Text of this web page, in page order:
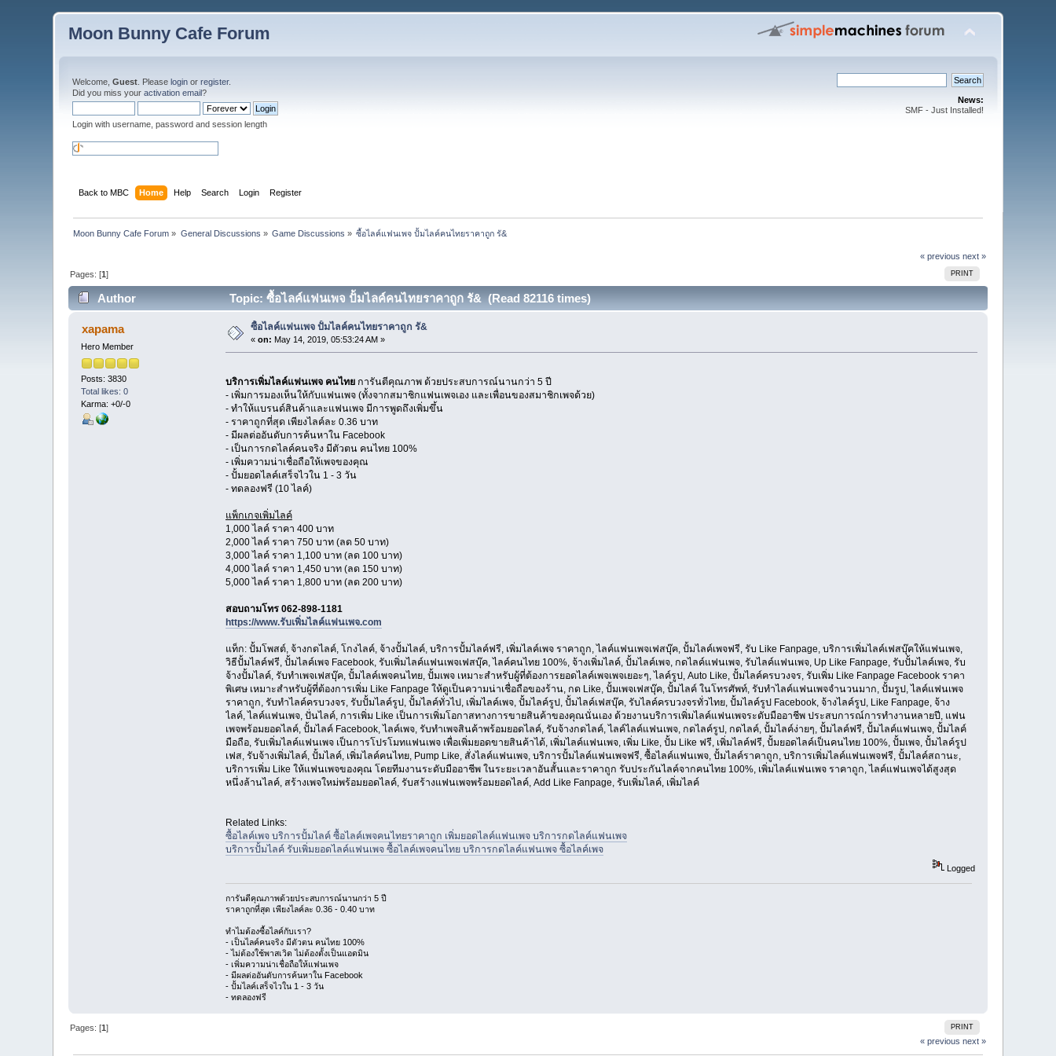
Moon Bunny Cafe Forum
Welcome,Guest . Pleaselogin orregister.
Did you miss youractivation email?
Login with username, password and session length
News:
SMF - Just Installed!
Back to MBC Home Help Search Login Register
Moon Bunny Cafe Forum » General Discussions » Game Discussions » ซื้อไลค์แฟนเพจ ปั้มไลค์คนไทยราคาถูก รั&
« previous next »
PRINT
Pages: [1]
Author Topic: ซื้อไลค์แฟนเพจ ปั้มไลค์คนไทยราคาถูก รั& (Read 82116 times)
xapama
Hero Member
Posts: 3830
Total likes: 0
Karma: +0/-0
ซื้อไลค์แฟนเพจ ปั้มไลค์คนไทยราคาถูก รั&
«on: May 14, 2019, 05:53:24 AM »
บริการเพิ่มไลค์แฟนเพจ คนไทยการันตีคุณภาพ ด้วยประสบการณ์นานกว่า 5 ปี
- เพิ่มการมองเห็นให้กับแฟนเพจ (ทั้งจากสมาชิกแฟนเพจเอง และเพื่อนของสมาชิกเพจด้วย)
- ทำให้แบรนด์สินค้าและแฟนเพจ มีการพูดถึงเพิ่มขึ้น
- ราคาถูกที่สุด เพียงไลค์ละ 0.36 บาท
- มีผลต่ออันดับการค้นหาใน Facebook
- เป็นการกดไลค์คนจริง มีตัวตน คนไทย 100%
- เพิ่มความน่าเชื่อถือให้เพจของคุณ
- ปั้มยอดไลค์เสร็จไวใน 1 - 3 วัน
- ทดลองฟรี (10 ไลค์)
แพ็กเกจเพิ่มไลค์
1,000 ไลค์ ราคา 400 บาท
2,000 ไลค์ ราคา 750 บาท (ลด 50 บาท)
3,000 ไลค์ ราคา 1,100 บาท (ลด 100 บาท)
4,000 ไลค์ ราคา 1,450 บาท (ลด 150 บาท)
5,000 ไลค์ ราคา 1,800 บาท (ลด 200 บาท)
สอบถามโทร 062-898-1181
https://www.รับเพิ่มไลค์แฟนเพจ.com
แท็ก: ปั้มโพสต์, จ้างกดไลค์, โกงไลค์, จ้างปั้มไลค์, บริการปั้มไลค์ฟรี, เพิ่มไลค์เพจ ราคาถูก, ไลค์แฟนเพจเฟสบุ๊ค, ปั้มไลค์เพจฟรี, รับ Like Fanpage, บริการเพิ่มไลค์เฟสบุ๊คให้แฟนเพจ,
วิธีปั้มไลค์ฟรี, ปั้มไลค์เพจ Facebook, รับเพิ่มไลค์แฟนเพจเฟสบุ๊ค, ไลค์คนไทย 100%, จ้างเพิ่มไลค์, ปั้มไลค์เพจ, กดไลค์แฟนเพจ, รับไลค์แฟนเพจ, Up Like Fanpage, รับปั้มไลค์เพจ, รับ
จ้างปั้มไลค์, รับทำเพจเฟสบุ๊ค, ปั้มไลค์เพจคนไทย, ปั้มเพจ เหมาะสำหรับผู้ที่ต้องการยอดไลค์เพจเพจเยอะๆ, ไลค์รูป, Auto Like, ปั้มไลค์ครบวงจร, รับเพิ่ม Like Fanpage Facebook ราคา
พิเศษ เหมาะสำหรับผู้ที่ต้องการเพิ่ม Like Fanpage ให้ดูเป็นความน่าเชื่อถือของร้าน, กด Like, ปั้มเพจเฟสบุ๊ค, ปั้มไลค์ ในโทรศัพท์, รับทำไลค์แฟนเพจจำนวนมาก, ปั้มรูป, ไลค์แฟนเพจ
ราคาถูก, รับทำไลค์ครบวงจร, รับปั้มไลค์รูป, ปั้มไลค์ทั่วไป, เพิ่มไลค์เพจ, ปั้มไลค์รูป, ปั้มไลค์เฟสบุ๊ค, รับไลค์ครบวงจรทั่วไทย, ปั้มไลค์รูป Facebook, จ้างไลค์รูป, Like Fanpage, จ้าง
ไลค์, ไลค์แฟนเพจ, ปั่นไลค์, การเพิ่ม Like เป็นการเพิ่มโอกาสทางการขายสินค้าของคุณนั่นเอง ด้วยงานบริการเพิ่มไลค์แฟนเพจระดับมืออาชีพ ประสบการณ์การทำงานหลายปี, แฟน
เพจพร้อมยอดไลค์, ปั้มไลค์ Facebook, ไลค์เพจ, รับทำเพจสินค้าพร้อมยอดไลค์, รับจ้างกดไลค์, ไลค์ไลค์แฟนเพจ, กดไลค์รูป, กดไลค์, ปั้มไลค์ง่ายๆ, ปั้มไลค์ฟรี, ปั้มไลค์แฟนเพจ, ปั้มไลค์
มือถือ, รับเพิ่มไลค์แฟนเพจ เป็นการโปรโมทแฟนเพจ เพื่อเพิ่มยอดขายสินค้าได้, เพิ่มไลค์แฟนเพจ, เพิ่ม Like, ปั้ม Like ฟรี, เพิ่มไลค์ฟรี, ปั้มยอดไลค์เป็นคนไทย 100%, ปั้มเพจ, ปั้มไลค์รูป
เฟส, รับจ้างเพิ่มไลค์, ปั้มไลค์, เพิ่มไลค์คนไทย, Pump Like, สั่งไลค์แฟนเพจ, บริการปั้มไลค์แฟนเพจฟรี, ซื้อไลค์แฟนเพจ, ปั้มไลค์ราคาถูก, บริการเพิ่มไลค์แฟนเพจฟรี, ปั้มไลค์สถานะ,
บริการเพิ่ม Like ให้แฟนเพจของคุณ โดยทีมงานระดับมืออาชีพ ในระยะเวลาอันสั้นและราคาถูก รับประกันไลค์จากคนไทย 100%, เพิ่มไลค์แฟนเพจ ราคาถูก, ไลค์แฟนเพจได้สูงสุด
หนึ่งล้านไลค์, สร้างเพจใหม่พร้อมยอดไลค์, รับสร้างแฟนเพจพร้อมยอดไลค์, Add Like Fanpage, รับเพิ่มไลค์, เพิ่มไลค์
Related Links:
ซื้อไลค์เพจ บริการปั้มไลค์ ซื้อไลค์เพจคนไทยราคาถูก เพิ่มยอดไลค์แฟนเพจ บริการกดไลค์แฟนเพจ
บริการปั้มไลค์ รับเพิ่มยอดไลค์แฟนเพจ ซื้อไลค์เพจคนไทย บริการกดไลค์แฟนเพจ ซื้อไลค์เพจ
Logged
การันตีคุณภาพด้วยประสบการณ์นานกว่า 5 ปี
ราคาถูกที่สุด เพียงไลค์ละ 0.36 - 0.40 บาท
ทำไมต้องซื้อไลค์กับเรา?
- เป็นไลค์คนจริง มีตัวตน คนไทย 100%
- ไม่ต้องใช้พาสเวิด ไม่ต้องตั้งเป็นแอดมิน
- เพิ่มความน่าเชื่อถือให้แฟนเพจ
- มีผลต่ออันดับการค้นหาใน Facebook
- ปั้มไลค์เสร็จไวใน 1 - 3 วัน
- ทดลองฟรี
PRINT
Pages: [1]
« previous next »